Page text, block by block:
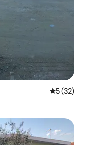
Note
5 (32)